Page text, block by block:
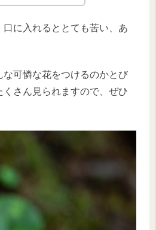
口に入れるととても苦い、あ
な可憐な花をつけるのかとび
くさん見られますので、ぜひ